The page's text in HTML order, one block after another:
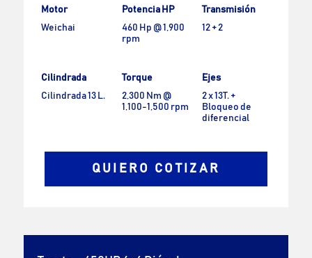
Motor
Weichai
Potencia HP
460 Hp @ 1,900
rpm
Transmisión
12 + 2
Cilindrada
Cilindrada 13 L.
Torque
2,300 Nm @
1,100-1,500 rpm
Ejes
2 x 13T. +
Bloqueo de
diferencial
QUIERO COTIZAR